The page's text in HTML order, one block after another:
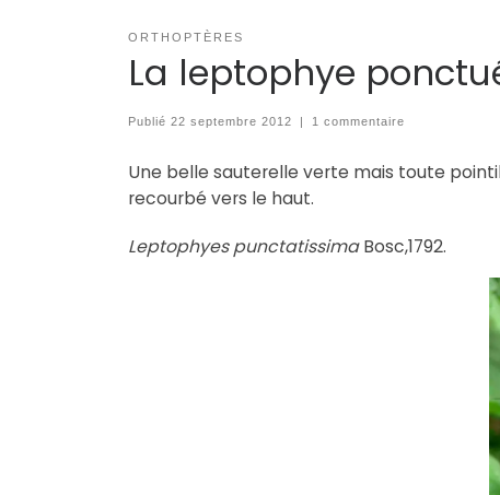
ORTHOPTÈRES
La leptophye
Publié 22 septembre 2012 | 1 commentaire
Une belle sauterelle verte mais toute
recourbé vers le haut.
Leptophyes punctatissimaBosc,1792.